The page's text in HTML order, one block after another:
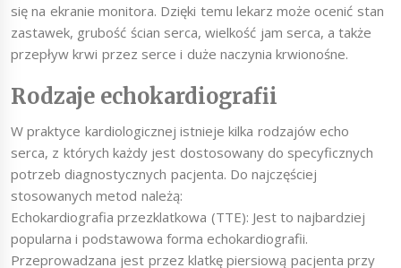
się na ekranie monitora. Dzięki temu lekarz może ocenić stan
zastawek, grubość ścian serca, wielkość jam serca, a także
przepływ krwi przez serce i duże naczynia krwionośne.
Rodzaje echokardiografii
W praktyce kardiologicznej istnieje kilka rodzajów echo
serca, z których każdy jest dostosowany do specyficznych
potrzeb diagnostycznych pacjenta. Do najczęściej
stosowanych metod należą:
Echokardiografia przezklatkowa (TTE): Jest to najbardziej
popularna i podstawowa forma echokardiografii.
Przeprowadzana jest przez klatkę piersiową pacjenta przy